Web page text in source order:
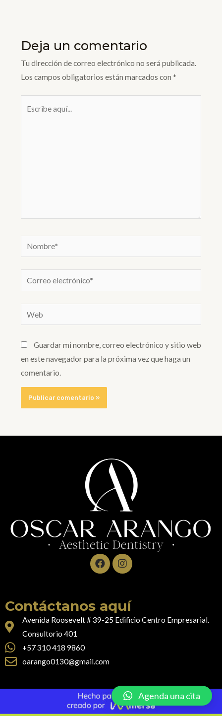
Deja un comentario
Tu dirección de correo electrónico no será publicada.
Los campos obligatorios están marcados con *
Nombre*
Correo
electrónico*
Web
Guardar mi nombre, correo electrónico y sitio web
en este navegador para la próxima vez que haga un
comentario.
F
a
o
o
I
n
g
r
Contáctanos aquí
Avenida Roosevelt # 39-25 Edificio Centro Empresarial.
Consultorio 401
+57 310 418 9860
oarango0130@gmail.com
Agenda una cita